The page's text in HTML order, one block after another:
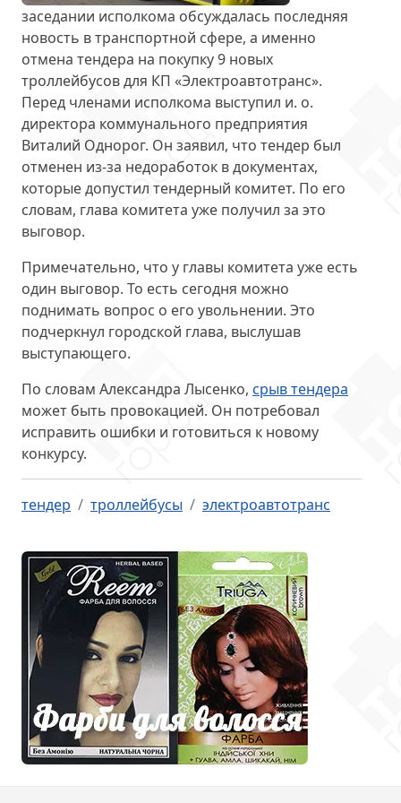
заседании исполкома обсуждалась последняя
новость в транспортной сфере, а именно
отмена тендера на покупку 9 новых
троллейбусов для КП «Электроавтотранс».
Перед членами исполкома выступил и. о.
директора коммунального предприятия
Виталий Однорог. Он заявил, что тендер был
отменен из-за недоработок в документах,
которые допустил тендерный комитет. По его
словам, глава комитета уже получил за это
выговор.
Примечательно, что у главы комитета уже есть
один выговор. То есть сегодня можно
поднимать вопрос о его увольнении. Это
подчеркнул городской глава, выслушав
выступающего.
По словам Александра Лысенко, срыв тендера
может быть провокацией. Он потребовал
исправить ошибки и готовиться к новому
конкурсу.
тендер троллейбусы электроавтотранс